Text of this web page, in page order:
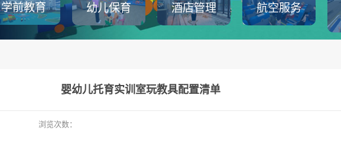
学前教育 幼儿保育 酒店管理 航空服务
婴幼儿托育实训室玩教具配置清单
浏览次数：